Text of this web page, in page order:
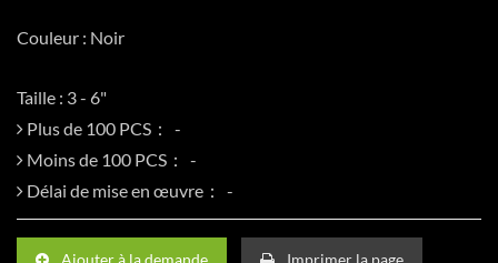
Couleur : Noir
Taille : 3 - 6"
Plus de 100 PCS：
Moins de 100 PCS：
Délai de mise en œuvre：